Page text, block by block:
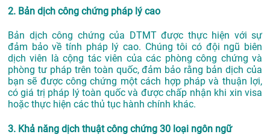
2. Bản dịch công chứng pháp lý cao
Bản dịch công chứng của DTMT được thực hiện với sự
đảm bảo về tính pháp lý cao. Chúng tôi có đội ngũ biên
dịch viên là cộng tác viên của các phòng công chứng và
phòng tư pháp trên toàn quốc, đảm bảo rằng bản dịch của
bạn sẽ được công chứng một cách hợp pháp và thuận lợi,
có giá trị pháp lý toàn quốc và được chấp nhận khi xin visa
hoặc thực hiện các thủ tục hành chính khác.
3. Khả năng dịch thuật công chứng 30 loại ngôn ngữ